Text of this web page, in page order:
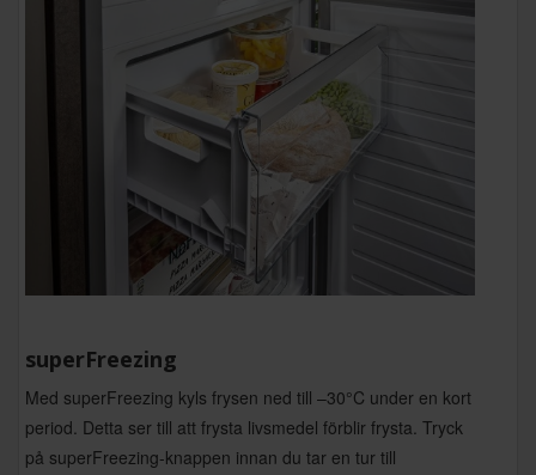
superFreezing
Med superFreezing kyls frysen ned till –30°C under en kort
period. Detta ser till att frysta livsmedel förblir frysta. Tryck
på superFreezing-knappen innan du tar en tur till